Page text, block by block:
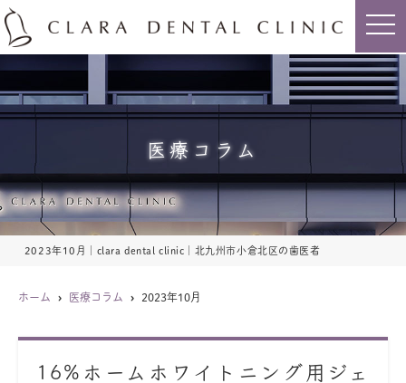
医療コラム
2023年10月｜clara dental clinic｜北九州市小倉北区の歯医者
t
o
g
l
e
n
a
a
t
i
n
ホーム 医療コラム 2023年10月
16%ホームホワイトニング用ジェ